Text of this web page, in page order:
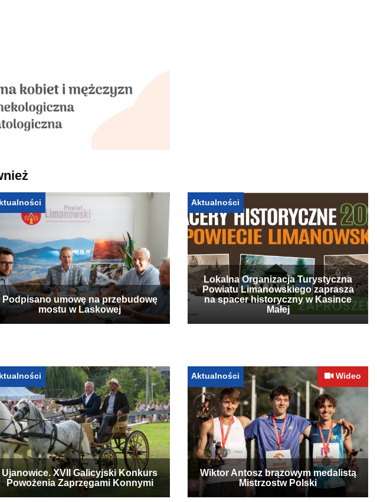
Podpisano umowę na przebudowę
mostu w Laskowej
Aktualności
Lokalna Organizacja Turystyczna
Powiatu Limanowskiego zaprasza
na spacer historyczny w Kasince
Małej
Ujanowice. XVII Galicyjski Konkurs
Powożenia Zaprzęgami Konnymi
Aktualności Wideo
Wiktor Antosz brązowym medalistą
Mistrzostw Polski